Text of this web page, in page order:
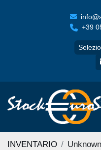
+39
INVENTARIO Unknown